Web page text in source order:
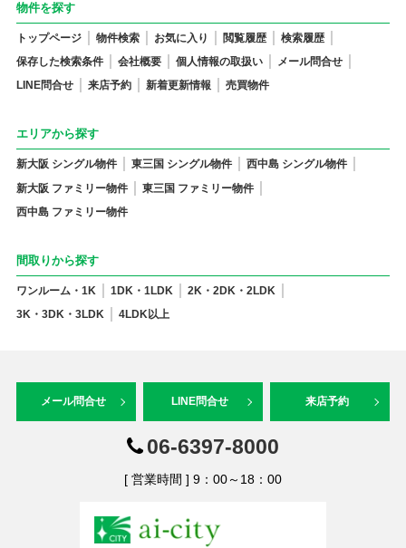
物件を探す
トップページ 物件検索 お気に入り 閲覧履歴
検索履歴
保存した検索条件
会社概要 個人情報の取扱い
メール問合せ
LINE問合せ
来店予約 新着更新情報 売買物件
エリアから探す
新大阪 シングル物件 東三国 シングル物件
西中島 シングル物件
新大阪 ファミリー物件
東三国 ファミリー物件
西中島 ファミリー物件
間取りから探す
ワンルーム・1K 1DK・1LDK
2K・2DK・2LDK
3K・3DK・3LDK
4LDK以上
メール問合せ LINE問合せ 来店予約
06-6397-8000
[ 営業時間 ] 9：00～18：00